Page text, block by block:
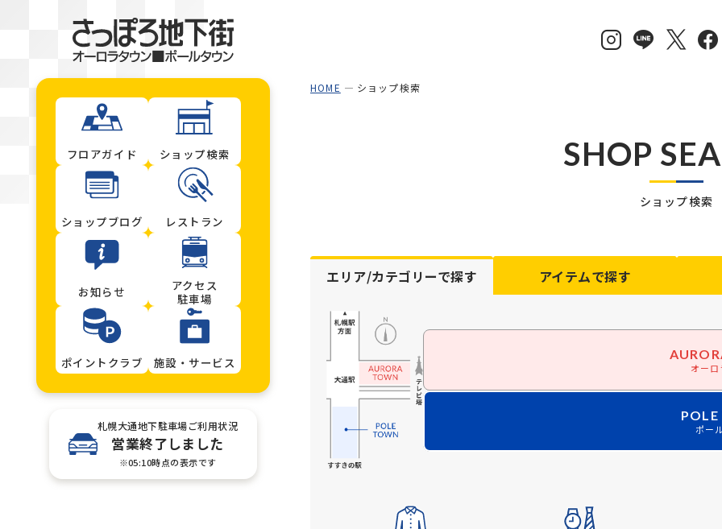
フロアガイド ショップ検索
ショップブログ レストラン
お知らせ
アクセス
駐車場
ポイントクラブ 施設・サービス
札幌大通地下駐車場ご利用状況
営業終了しました
※05:10時点の表示です
HOME ショップ検索
SHOP
ショップ検索
エリア/カテゴリーで探す アイテムで探す
オー
ポー